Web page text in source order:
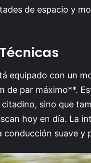
de espacio y
equipado con un
de par máximo**.
sino que
hoy en día. La
conducción suave y